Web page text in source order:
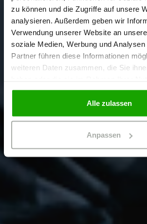
zu können und die Zugriffe auf unsere
analysieren. Außerdem geben wir
Verwendung unserer Website an
soziale Medien, Werbung und
Partner führen diese Informationen
weiteren Daten zusammen, die Sie
gesammelt haben.
Alle zulassen
Anpassen
Ich bestätige, dass ich
Preise werden netto